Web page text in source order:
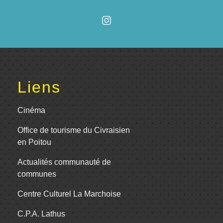
Liens
Cinéma
Office de tourisme du Civraisien
en Poitou
Actualités communauté de
communes
Centre Culturel La Marchoise
C.P.A. Lathus